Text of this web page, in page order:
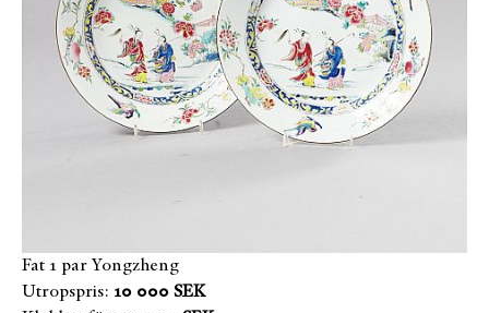
Fat 1 par Yongzheng
Utropspris: 10 000 SEK